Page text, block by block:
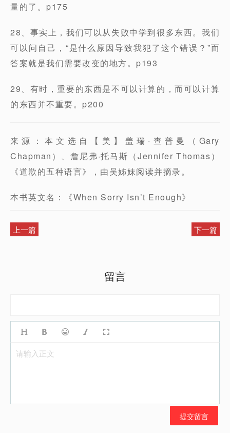
量的了。p175
28、事实上，我们可以从失败中学到很多东西。我们
可以问自己，“是什么原因导致我犯了这个错误？”而
答案就是我们需要改变的地方。p193
29、有时，重要的东西是不可以计算的，而可以计算
的东西并不重要。p200
来源：本文选自【美】盖瑞·查普曼（Gary
Chapman）、詹尼弗·托马斯（Jennifer Thomas）
《道歉的五种语言》，由吴姊妹阅读并摘录。
本书英文名：《When Sorry Isn’t Enough》
上一篇 下一篇
留言
请输入正文
提交留言